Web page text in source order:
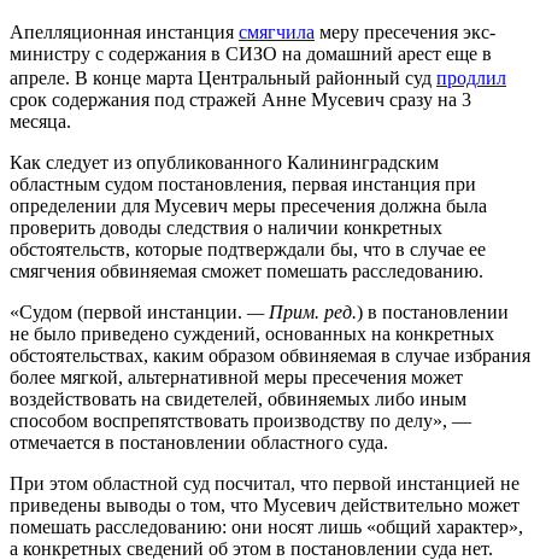
Апелляционная инстанция смягчила меру пресечения экс-
министру с содержания в СИЗО на домашний арест еще в
апреле. В конце марта Центральный районный суд продлил
срок содержания под стражей Анне Мусевич сразу на 3
месяца.
Как следует из опубликованного Калининградским
областным судом постановления, первая инстанция при
определении для Мусевич меры пресечения должна была
проверить доводы следствия о наличии конкретных
обстоятельств, которые подтверждали бы, что в случае ее
смягчения обвиняемая сможет помешать расследованию.
«Судом (первой инстанции. — Прим. ред.) в постановлении
не было приведено суждений, основанных на конкретных
обстоятельствах, каким образом обвиняемая в случае избрания
более мягкой, альтернативной меры пресечения может
воздействовать на свидетелей, обвиняемых либо иным
способом воспрепятствовать производству по делу», —
отмечается в постановлении областного суда.
При этом областной суд посчитал, что первой инстанцией не
приведены выводы о том, что Мусевич действительно может
помешать расследованию: они носят лишь «общий характер»,
а конкретных сведений об этом в постановлении суда нет.